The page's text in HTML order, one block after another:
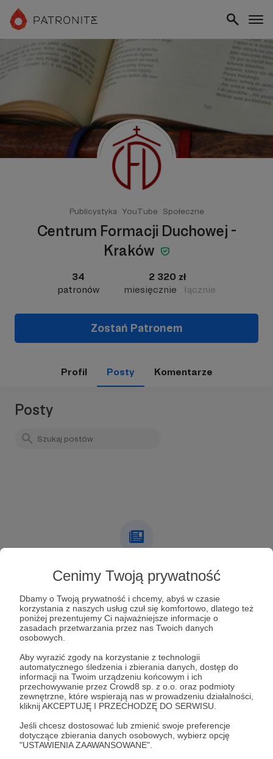
Cenimy Twoją prywatność
Dbamy o Twoją prywatność i chcemy, abyś w czasie
korzystania z naszych usług czuł się komfortowo, dlatego też
poniżej prezentujemy Ci najważniejsze informacje o
zasadach przetwarzania przez nas Twoich danych
osobowych.
Aby wyrazić zgody na korzystanie z technologii
automatycznego śledzenia i zbierania danych, dostęp do
informacji na Twoim urządzeniu końcowym i ich
przechowywanie przez Crowd8 sp. z o.o. oraz podmioty
zewnętrzne, które wspierają nas w prowadzeniu działalności,
kliknij AKCEPTUJĘ I PRZECHODZĘ DO SERWISU.
Jeśli chcesz dostosować lub zmienić swoje preferencje
dotyczące zbierania danych osobowych, wybierz opcję
"USTAWIENIA ZAAWANSOWANE".
Publicystyka YouTube Społeczne
Centrum Formacji Duchowej -
Kraków
34
patronów
2 320 zł
miesięcznie
łącznie
Zostań Patronem
Profil Posty Komentarze
Posty
Lista postów jest pusta